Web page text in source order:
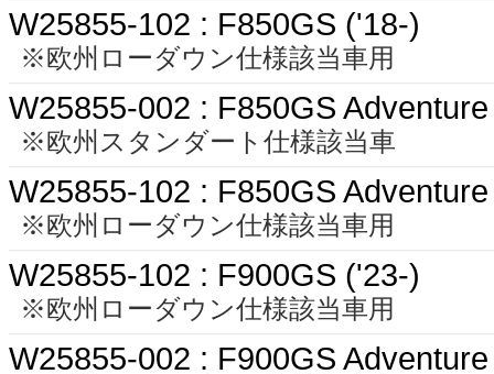
W25855-102 : F850GS ('18-)
※欧州ローダウン仕様該当車用
W25855-002 : F850GS
※欧州スタンダート仕様該当車
W25855-102 : F850GS
※欧州ローダウン仕様該当車用
W25855-102 : F900GS ('23-)
※欧州ローダウン仕様該当車用
W25855-002 : F900GS